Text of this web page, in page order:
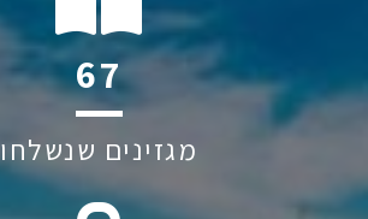
113
מגזינים שנשלחו